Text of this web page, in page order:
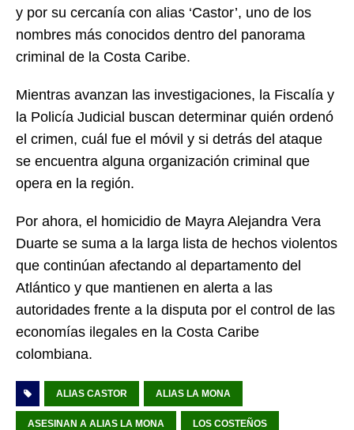
y por su cercanía con alias ‘Castor’, uno de los
nombres más conocidos dentro del panorama
criminal de la Costa Caribe.
Mientras avanzan las investigaciones, la Fiscalía y
la Policía Judicial buscan determinar quién ordenó
el crimen, cuál fue el móvil y si detrás del ataque
se encuentra alguna organización criminal que
opera en la región.
Por ahora, el homicidio de Mayra Alejandra Vera
Duarte se suma a la larga lista de hechos violentos
que continúan afectando al departamento del
Atlántico y que mantienen en alerta a las
autoridades frente a la disputa por el control de las
economías ilegales en la Costa Caribe
colombiana.
ALIAS CASTOR ALIAS LA MONA
ASESINAN A ALIAS LA MONA LOS COSTEÑOS